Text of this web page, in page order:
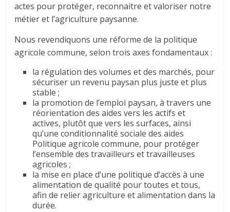
actes pour protéger, reconnaitre et valoriser notre
métier et l’agriculture paysanne.
Nous revendiquons une réforme de la politique
agricole commune, selon trois axes fondamentaux :
la régulation des volumes et des marchés, pour
sécuriser un revenu paysan plus juste et plus
stable ;
la promotion de l’emploi paysan, à travers une
réorientation des aides vers les actifs et
actives, plutôt que vers les surfaces, ainsi
qu’une conditionnalité sociale des aides
Politique agricole commune, pour protéger
l’ensemble des travailleurs et travailleuses
agricoles ;
la mise en place d’une politique d’accès à une
alimentation de qualité pour toutes et tous,
afin de relier agriculture et alimentation dans la
durée.